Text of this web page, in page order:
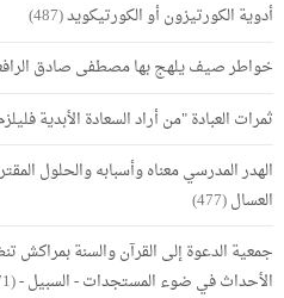
أدوية الكورتيزون أو الكورتيكويد(487)
خواطر صيف يلهج بها مصطفى صادق
ثمرات العبادة "من أراد السعادة الأبدية
الهدر المدرسي معناه وأسبابه والحلول
العسال(477)
جمعية الدعوة إلى القرآن والسنة
الأحداث في ضوء المستجدات - السبيل -(471)